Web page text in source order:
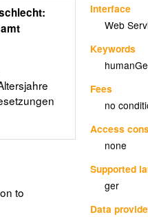
Interface
Web
Keywords
Fees
no
Access
none
Supported
ger
Data
to